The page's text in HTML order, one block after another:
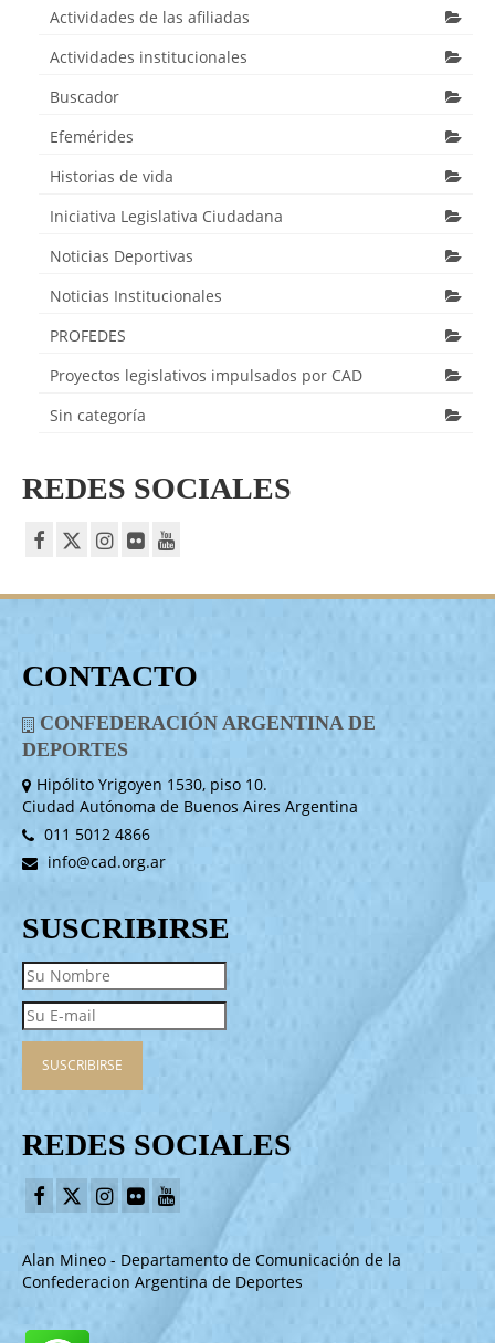
Actividades de las afiliadas
Actividades institucionales
Buscador
Efemérides
Historias de vida
Iniciativa Legislativa Ciudadana
Noticias Deportivas
Noticias Institucionales
PROFEDES
Proyectos legislativos impulsados por CAD
Sin categoría
REDES SOCIALES
CONTACTO
CONFEDERACIÓN ARGENTINA DE
DEPORTES
Hipólito Yrigoyen 1530, piso 10.
Ciudad Autónoma de Buenos Aires Argentina
011 5012 4866
info@cad.org.ar
SUSCRIBIRSE
REDES SOCIALES
Alan Mineo - Departamento de Comunicación de la
Confederacion Argentina de Deportes